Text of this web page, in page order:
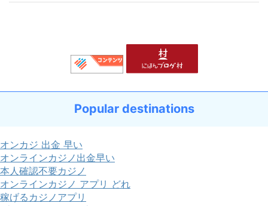
Popular destinations
オンカジ 出金 早い
オンラインカジノ出金早い
本人確認不要カジノ
オンラインカジノ アプリ どれ
稼げるカジノアプリ